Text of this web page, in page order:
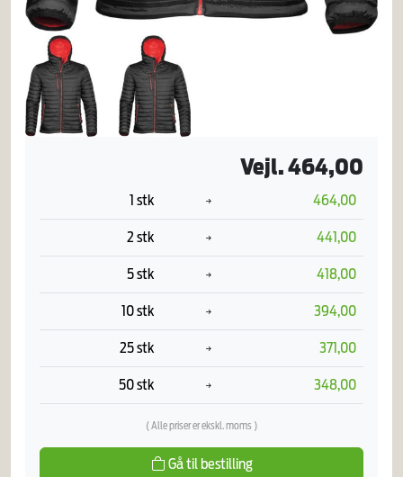
Vejl. 464,00
1 stk 464,00
2 stk 441,00
5 stk 418,00
10 stk 394,00
25 stk 371,00
50 stk 348,00
( Alle priser er ekskl. moms )
Gå til bestilling